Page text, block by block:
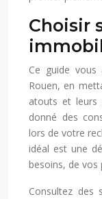
Choisir
Ce guide vous
Rouen, en
atouts et leurs
donné des
lors de votre
idéal est une
besoins, de
Consultez des